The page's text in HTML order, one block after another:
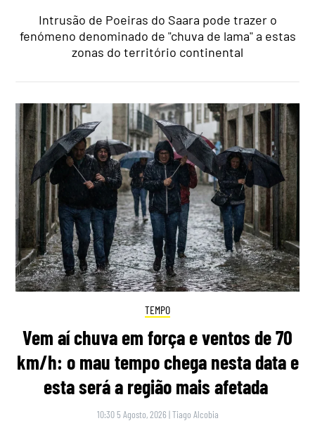
Intrusão de Poeiras do Saara pode trazer o
fenómeno denominado de "chuva de lama" a estas
zonas do território continental
TEMPO
Vem aí chuva em força e ventos de 70
km/h: o mau tempo chega nesta data e
esta será a região mais afetada
10:30 5 Agosto, 2026 |Tiago Alcobia